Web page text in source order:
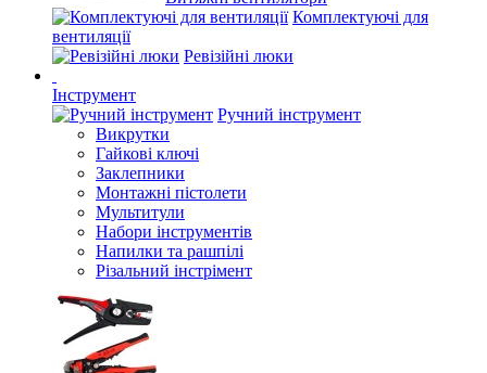
Комплектуючі для
вентиляції
Ревізійні люки
Інструмент
Ручний інструмент
Викрутки
Гайкові ключі
Заклепники
Монтажні пістолети
Мультитули
Набори інструментів
Напилки та рашпілі
Різальний інстрімент